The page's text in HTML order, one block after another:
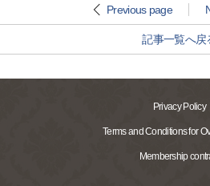
Previous page
記事一覧へ戻
Privacy Policy
Terms and Conditions for
Membership